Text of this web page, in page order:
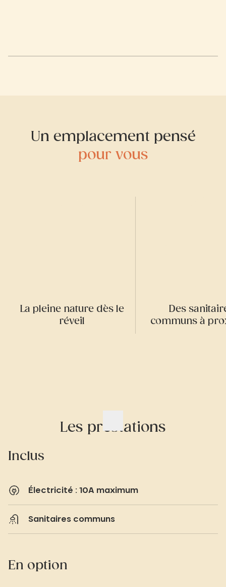
Un emplacement pensé
pour vous
La pleine nature dès le
réveil
Des
communs à
Les prestations
Inclus
Électricité : 10A maximum
Sanitaires communs
En option